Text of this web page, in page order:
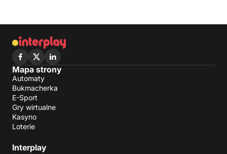
Mapa strony
Automaty
Bukmacherka
E-Sport
Gry wirtualne
Kasyno
Loterie
Interplay